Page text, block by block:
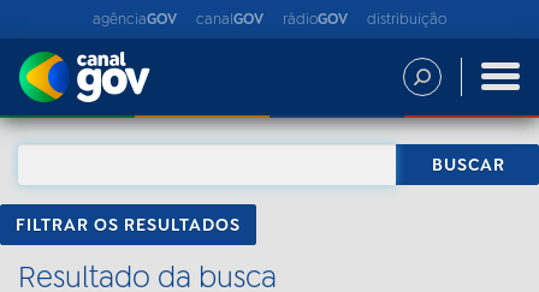
agênciaGOV canalGOV rádioGOV distribuição
FILTRAR OS RESULTADOS
Resultado da busca